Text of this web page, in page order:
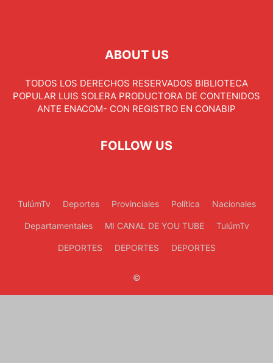
ABOUT US
TODOS LOS DERECHOS RESERVADOS BIBLIOTECA
POPULAR LUIS SOLERA PRODUCTORA DE CONTENIDOS
ANTE ENACOM- CON REGISTRO EN CONABIP
FOLLOW US
TulúmTv Deportes Provinciales Política Nacionales
Departamentales MI CANAL DE YOU TUBE TulúmTv
DEPORTES DEPORTES DEPORTES
©